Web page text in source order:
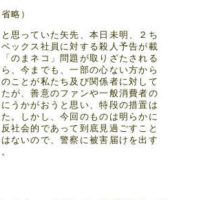
略）
思っていた矢先、本日未明、２ち
ックス社員に対する殺人予告が載
のまネコ」問題が取りざたされる
、今までも、一部の心ない方から
ことが私たち及び関係者に対して
が、善意のファンや一般消費者の
うかがおうと思い、特段の措置は
。しかし、今回のものは明らかに
社会的であって到底見過ごすこと
ないので、警察に被害届けを出す